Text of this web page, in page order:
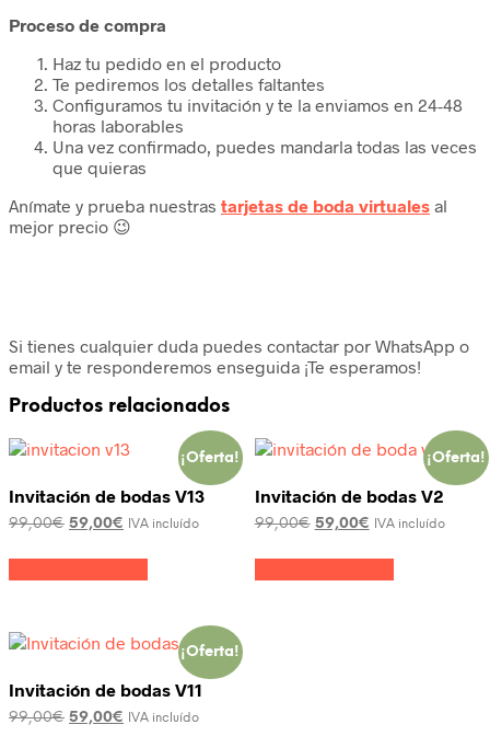
Proceso de compra
Haz tu pedido en el producto
Te pediremos los detalles faltantes
Configuramos tu invitación y te la enviamos en 24-48
horas laborables
Una vez confirmado, puedes mandarla todas las veces
que quieras
Anímate y prueba nuestras tarjetas de boda virtuales al
mejor precio 😉
Si tienes cualquier duda puedes contactar por WhatsApp o
email y te responderemos enseguida ¡Te esperamos!
Productos relacionados
¡Oferta!
Invitación de bodas V13
99,00€ 59,00€ IVA incluído
¡Oferta!
Invitación de bodas V2
99,00€ 59,00€ IVA incluído
¡Oferta!
Invitación de bodas V11
99,00€ 59,00€ IVA incluído